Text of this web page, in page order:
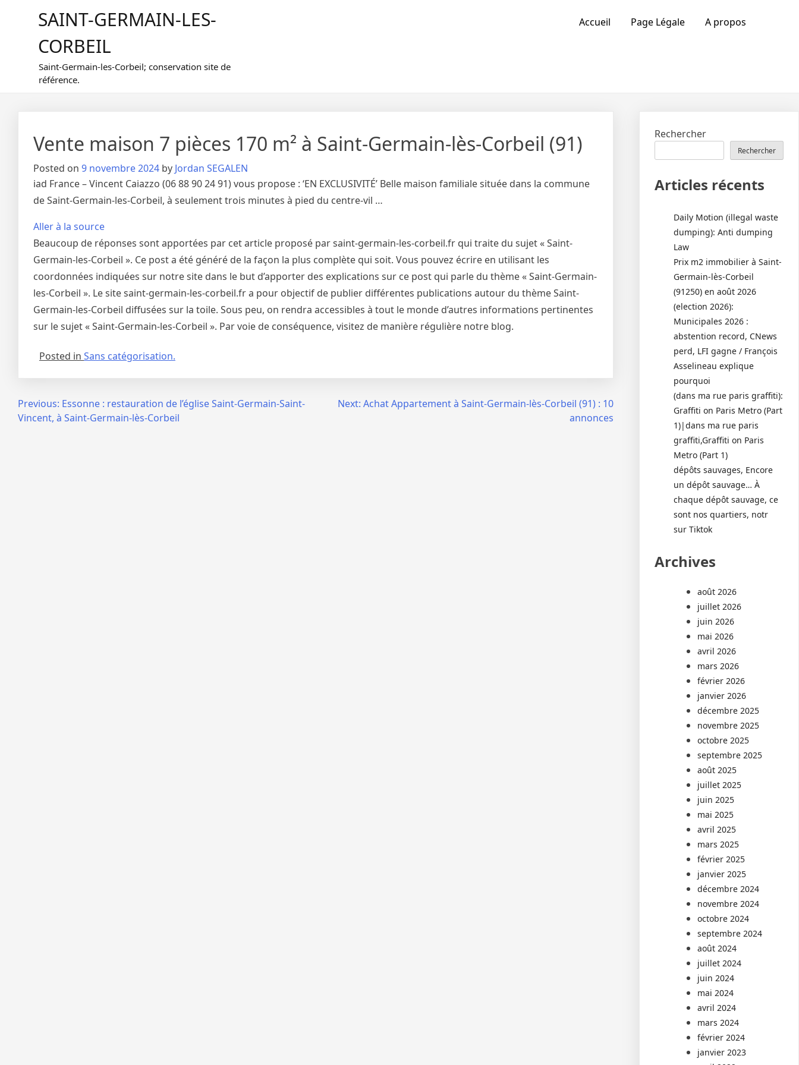
SAINT-GERMAIN-LES-
CORBEIL
Saint-Germain-les-Corbeil; conservation site de
référence.
Accueil Page Légale A propos
Vente maison 7 pièces 170 m² à Saint-Germain-lès-Corbeil (91)
Posted on 9 novembre 2024 by Jordan SEGALEN
iad France – Vincent Caiazzo (06 88 90 24 91) vous propose : ‘EN EXCLUSIVITÉ’ Belle maison familiale située dans la commune
de Saint-Germain-les-Corbeil, à seulement trois minutes à pied du centre-vil …
Aller à la source
Beaucoup de réponses sont apportées par cet article proposé par saint-germain-les-corbeil.fr qui traite du sujet « Saint-
Germain-les-Corbeil ». Ce post a été généré de la façon la plus complète qui soit. Vous pouvez écrire en utilisant les
coordonnées indiquées sur notre site dans le but d’apporter des explications sur ce post qui parle du thème « Saint-Germain-
les-Corbeil ». Le site saint-germain-les-corbeil.fr a pour objectif de publier différentes publications autour du thème Saint-
Germain-les-Corbeil diffusées sur la toile. Sous peu, on rendra accessibles à tout le monde d’autres informations pertinentes
sur le sujet « Saint-Germain-les-Corbeil ». Par voie de conséquence, visitez de manière régulière notre blog.
Posted in Sans catégorisation.
Navigation
Previous: Essonne : restauration de l’église Saint-Germain-Saint-
Vincent, à Saint-Germain-lès-Corbeil
Next: Achat Appartement à Saint-Germain-lès-Corbeil (91) : 10
annonces
Rechercher
Rechercher
Articles récents
Daily Motion (illegal waste
dumping): Anti dumping
Law
Prix m2 immobilier à Saint-
Germain-lès-Corbeil
(91250) en août 2026
(election 2026):
Municipales 2026 :
abstention record, CNews
perd, LFI gagne / François
Asselineau explique
pourquoi
(dans ma rue paris graffiti):
Graffiti on Paris Metro (Part
1)|dans ma rue paris
graffiti,Graffiti on Paris
Metro (Part 1)
dépôts sauvages, Encore
un dépôt sauvage… À
chaque dépôt sauvage, ce
sont nos quartiers, notr
sur Tiktok
Archives
août 2026
juillet 2026
juin 2026
mai 2026
avril 2026
mars 2026
février 2026
janvier 2026
décembre 2025
novembre 2025
octobre 2025
septembre 2025
août 2025
juillet 2025
juin 2025
mai 2025
avril 2025
mars 2025
février 2025
janvier 2025
décembre 2024
novembre 2024
octobre 2024
septembre 2024
août 2024
juillet 2024
juin 2024
mai 2024
avril 2024
mars 2024
février 2024
janvier 2023